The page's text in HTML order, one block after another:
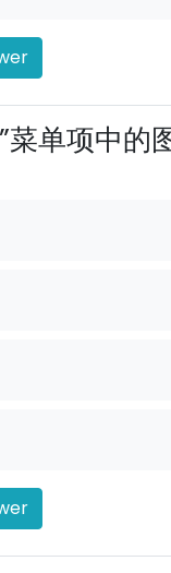
菜单项中的